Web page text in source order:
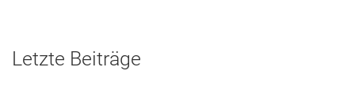
Letzte Beiträge